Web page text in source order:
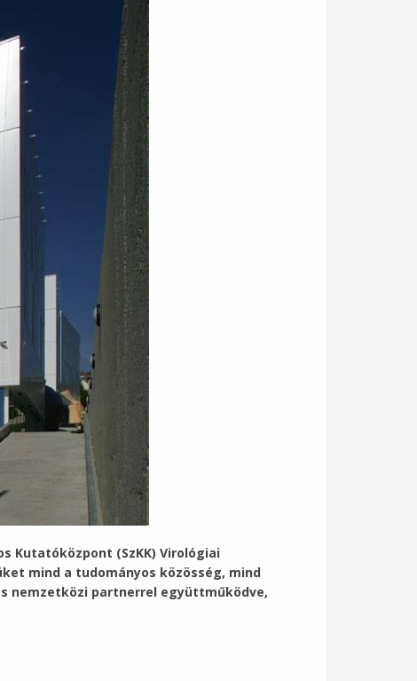
Kutatóközpont (SzKK) Virológiai
mind a tudományos közösség, mind
nemzetközi partnerrel együttműködve,